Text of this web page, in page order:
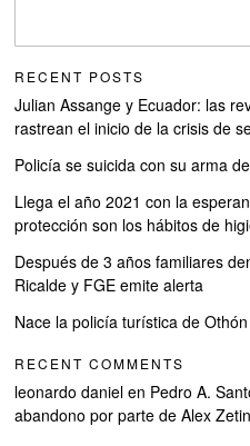
RECENT POSTS
Julian Assange y Ecuador: las
rastrean el inicio de la crisis de
Policía se suicida con su arma
Llega el año 2021 con la
protección son los hábitos de
Después de 3 años familiares
Ricalde y FGE emite alerta
Nace la policía turística de Othón
RECENT COMMENTS
leonardo daniel en Pedro A.
abandono por parte de Alex